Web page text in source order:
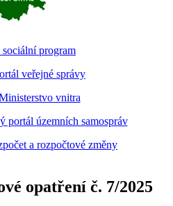
a rozpočtové změny
opatření č. 7/2025